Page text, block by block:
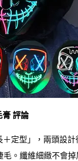
評論
定型」，兩頭設
。纖維細緻不會